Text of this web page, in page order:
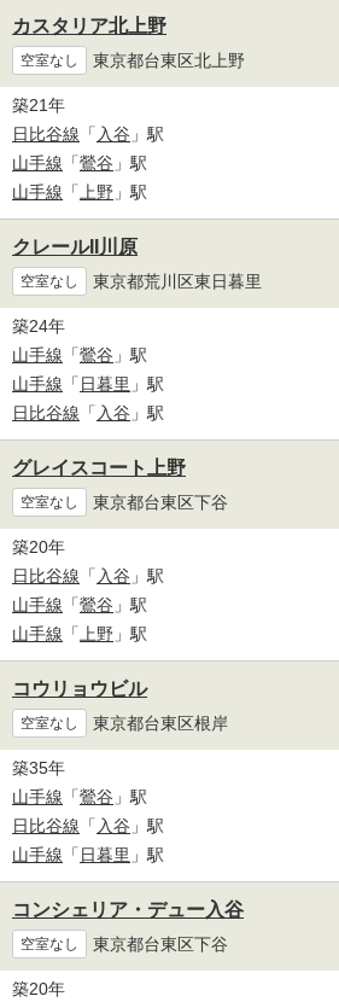
カスタリア北上野
空室なし 東京都台東区北上野
築21年
日比谷線 「 入谷 」駅
山手線 「鶯谷 」駅
山手線 「 上野 」駅
クレールII川原
空室なし 東京都荒川区東日暮里
築24年
山手線 「鶯谷 」駅
山手線 「 日暮里 」駅
日比谷線 「 入谷 」駅
グレイスコート上野
空室なし 東京都台東区下谷
築20年
日比谷線 「 入谷 」駅
山手線 「鶯谷 」駅
山手線 「 上野 」駅
コウリョウビル
空室なし 東京都台東区根岸
築35年
山手線 「鶯谷 」駅
日比谷線 「 入谷 」駅
山手線 「 日暮里 」駅
コンシェリア・デュー入谷
空室なし 東京都台東区下谷
築20年